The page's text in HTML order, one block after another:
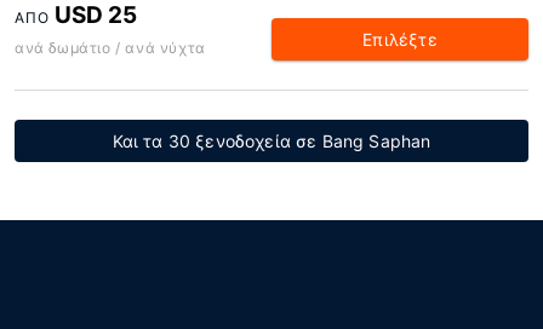
ΑΠΌ USD 25
ανά δωμάτιο / ανά νύχτα Επιλέξτε
Και τα 30 ξενοδοχεία σε Bang Saphan